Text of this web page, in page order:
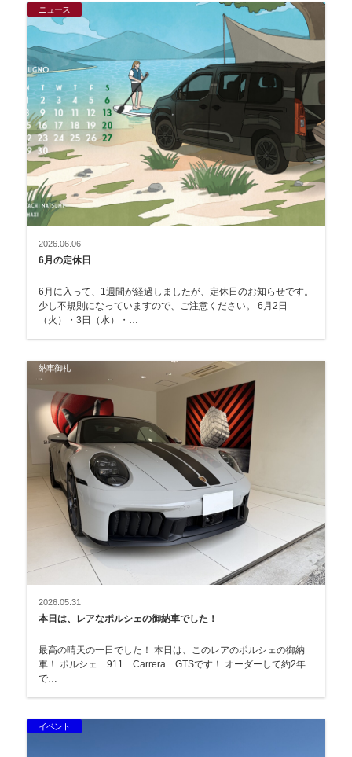
ニュース
2026.06.06
6月の定休日
6月に入って、1週間が経過しましたが、定休日のお知らせです。
少し不規則になっていますので、ご注意ください。 6月2日
（火）・3日（水）・…
納車御礼
2026.05.31
本日は、レアなポルシェの御納車でした！
最高の晴天の一日でした！ 本日は、このレアのポルシェの御納
車！ ポルシェ 911 Carrera GTSです！ オーダーして約2年
で…
イベント